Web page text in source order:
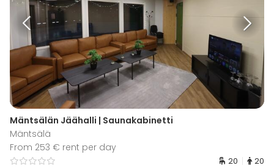
Mäntsälän Jäähalli | Saunakabinetti
Mäntsälä
From 253 € rent per day
20 20